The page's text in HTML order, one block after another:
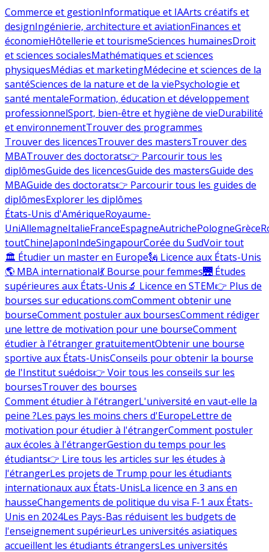
Commerce et gestionInformatique et IAArts créatifs et
designIngénierie, architecture et aviationFinances et
économieHôtellerie et tourismeSciences humainesDroit
et sciences socialesMathématiques et sciences
physiquesMédias et marketingMédecine et sciences de la
santéSciences de la nature et de la viePsychologie et
santé mentaleFormation, éducation et développement
professionnelSport, bien-être et hygiène de vieDurabilité
et environnementTrouver des programmes
Trouver des licencesTrouver des mastersTrouver des
MBATrouver des doctorats👉 Parcourir tous les
diplômesGuide des licencesGuide des mastersGuide des
MBAGuide des doctorats👉 Parcourir tous les guides de
diplômesExplorer les diplômes
États-Unis d'AmériqueRoyaume-
UniAllemagneItalieFranceEspagneAutrichePologneGrèce
toutChineJaponIndeSingapourCorée du SudVoir tout
🏛 Étudier un master en Europe🗽 Licence aux États-Unis
🌎 MBA international💃 Bourse pour femmes🌉 Études
supérieures aux États-Unis🔬 Licence en STEM👉 Plus de
bourses sur educations.comComment obtenir une
bourseComment postuler aux boursesComment rédiger
une lettre de motivation pour une bourseComment
étudier à l'étranger gratuitementObtenir une bourse
sportive aux États-UnisConseils pour obtenir la bourse
de l'Institut suédois👉 Voir tous les conseils sur les
boursesTrouver des bourses
Comment étudier à l'étrangerL'université en vaut-elle la
peine ?Les pays les moins chers d'EuropeLettre de
motivation pour étudier à l'étrangerComment postuler
aux écoles à l'étrangerGestion du temps pour les
étudiants👉 Lire tous les articles sur les études à
l'étrangerLes projets de Trump pour les étudiants
internationaux aux États-UnisLa licence en 3 ans en
hausseChangements de politique du visa F-1 aux États-
Unis en 2024Les Pays-Bas réduisent les budgets de
l'enseignement supérieurLes universités asiatiques
accueillent les étudiants étrangersLes universités